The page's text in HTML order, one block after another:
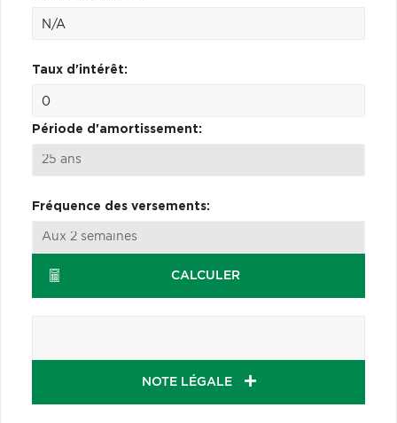
Taux d'intérêt:
Période d'amortissement:
Fréquence des versements:
CALCULER
NOTE LÉGALE